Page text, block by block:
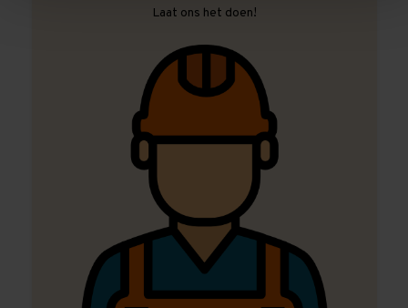
Laat ons het doen!